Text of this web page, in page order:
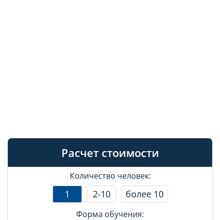
Расчет стоимости
Количество человек:
1 2-10 более 10
Форма обучения: